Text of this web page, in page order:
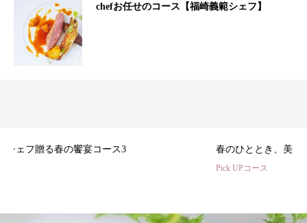
chefお任せのコース【福崎義範シェフ】
春のひととき、美食シェフ3名の特別コース